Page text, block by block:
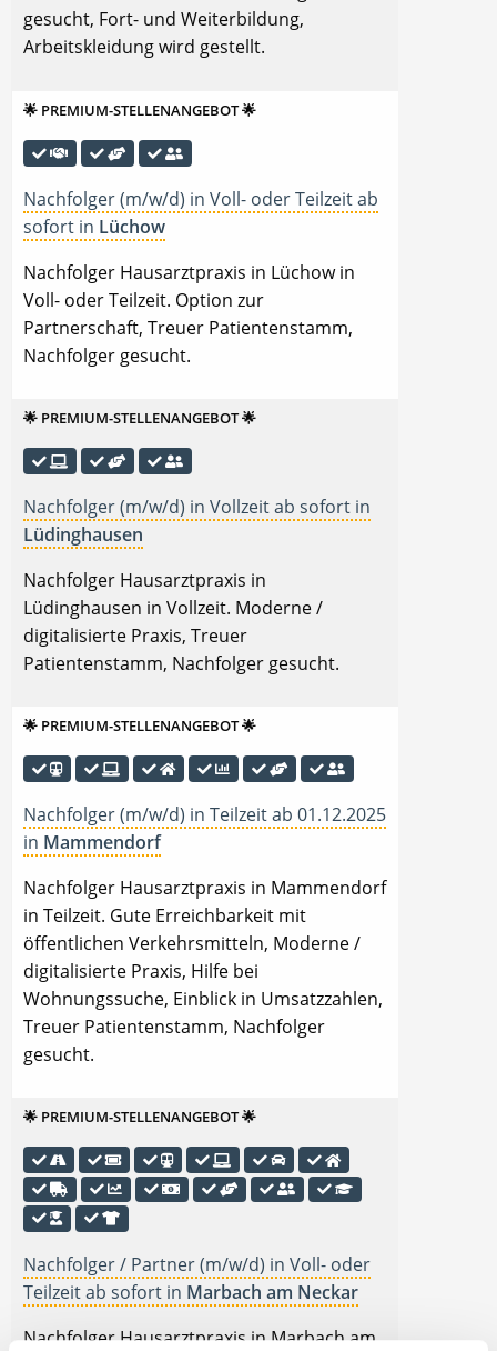
gesucht, Fort- und Weiterbildung,
Arbeitskleidung wird gestellt.
🌟 PREMIUM-STELLENANGEBOT 🌟
Nachfolger (m/w/d) in Voll- oder Teilzeit ab
sofort in Lüchow
Nachfolger Hausarztpraxis in Lüchow in
Voll- oder Teilzeit. Option zur
Partnerschaft, Treuer Patientenstamm,
Nachfolger gesucht.
🌟 PREMIUM-STELLENANGEBOT 🌟
Nachfolger (m/w/d) in Vollzeit ab sofort in
Lüdinghausen
Nachfolger Hausarztpraxis in
Lüdinghausen in Vollzeit. Moderne /
digitalisierte Praxis, Treuer
Patientenstamm, Nachfolger gesucht.
🌟 PREMIUM-STELLENANGEBOT 🌟
Nachfolger (m/w/d) in Teilzeit ab 01.12.2025
in Mammendorf
Nachfolger Hausarztpraxis in Mammendorf
in Teilzeit. Gute Erreichbarkeit mit
öffentlichen Verkehrsmitteln, Moderne /
digitalisierte Praxis, Hilfe bei
Wohnungssuche, Einblick in Umsatzzahlen,
Treuer Patientenstamm, Nachfolger
gesucht.
🌟 PREMIUM-STELLENANGEBOT 🌟
Nachfolger / Partner (m/w/d) in Voll- oder
Teilzeit ab sofort in Marbach am Neckar
Nachfolger Hausarztpraxis in Marbach am